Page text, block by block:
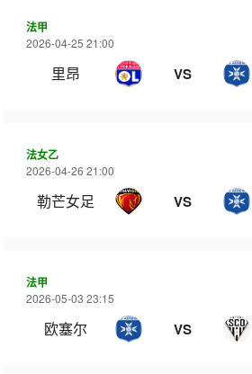
法甲
2026-04-25 21:00
里昂 VS
法女乙
2026-04-26 21:00
勒芒女足 VS
法甲
2026-05-03 23:15
欧塞尔 VS